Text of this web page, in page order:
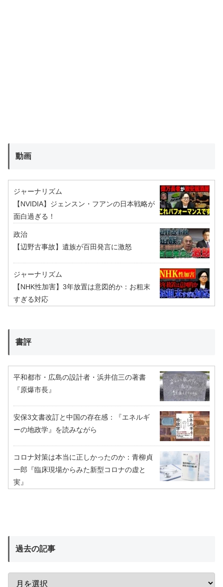
動画
ジャーナリズム
【NVIDIA】ジェンスン・フアンの日本戦略が
面白過ぎる！
政治
【辺野古事故】遺族が百田発言に激怒
ジャーナリズム
【NHK性加害】3年放置は意図的か：お粗末
すぎる対応
書評
平和都市・広島の設計者・浜井信三の著書
『原爆市長』
安保3文書改訂と中国の存在感：『エネルギ
ーの地政学』を読みながら
コロナ対策は本当に正しかったのか：青柳貞
一郎『臨床現場からみた新型コロナの虚と
実』
過去の記事